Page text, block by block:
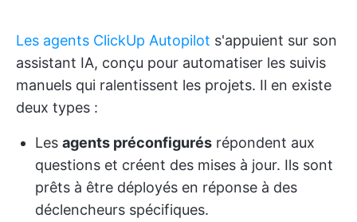
Les agents ClickUp Autopilot s'appuient sur son
assistant IA, conçu pour automatiser les suivis
manuels qui ralentissent les projets. Il en existe
deux types :
Les agents préconfigurés répondent aux
questions et créent des mises à jour. Ils sont
prêts à être déployés en réponse à des
déclencheurs spécifiques.